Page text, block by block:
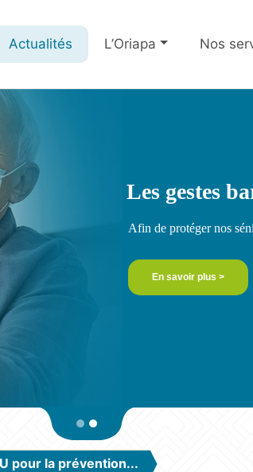
Actualités L’Oriapa Nos
Au Service
depuis près
L'Oriapa agit au
et de réconfort aux
Les gestes
Afin de protéger nos
En savoir plus >
pour la prévention...